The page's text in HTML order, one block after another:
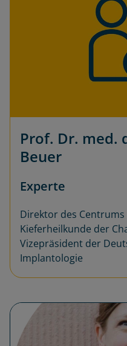
Prof. Dr. med.
Beuer
Experte
Direktor des
Kieferheilkunde der
Vizepräsident der
Implantologie